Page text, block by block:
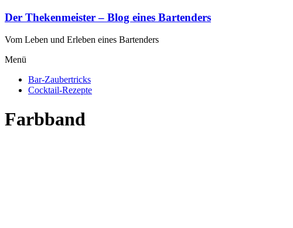
Zum
springen
Der Thekenmeister – Blog eines Bartenders
Vom Leben und Erleben eines Bartenders
Menü
Bar-Zaubertricks
Cocktail-Rezepte
Farbband